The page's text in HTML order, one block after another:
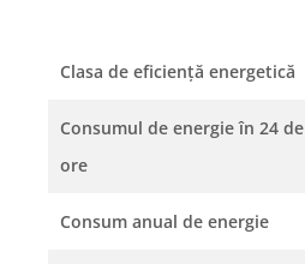
Clasa de eficienţă energetică
Consumul de energie în 24 de
ore
Consum anual de energie